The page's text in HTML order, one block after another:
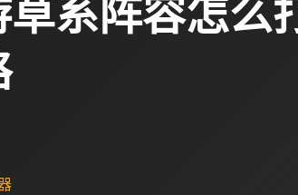
系阵容怎么